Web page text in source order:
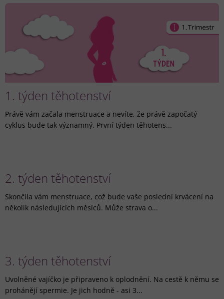
V
s
l
á
n
ů
1. týden těhotenství
Právě vám začala menstruace a nevíte, že právě započatý
cyklus bude tak významný. První týden těhotens...
2. týden těhotenství
Skončila vám menstruace, což bude vaše poslední krvácení na
několik následujících měsíců. Může strava o...
3. týden těhotenství
Uvolněné vajíčko je připraveno k oplodnění. Na cestě k němu se
prohánějí spermie. Je jich hodně - asi 3...